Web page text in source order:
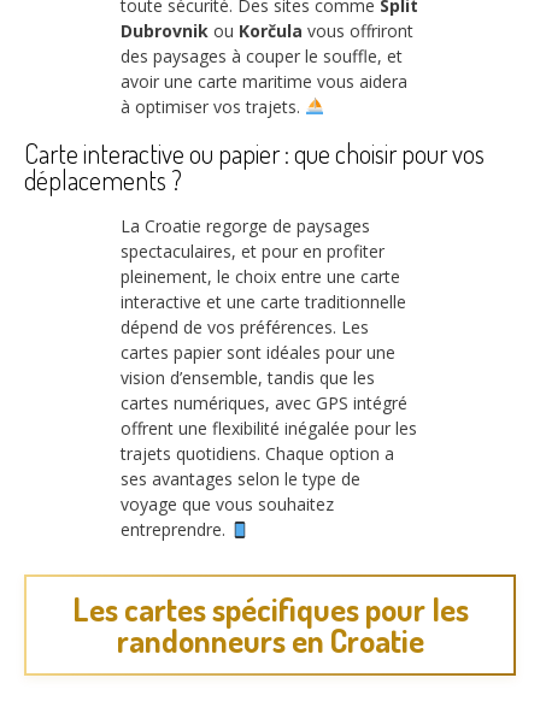
toute sécurité. Des sites comme Split
Dubrovnik ou Korčula vous offriront
des paysages à couper le souffle, et
avoir une carte maritime vous aidera
à optimiser vos trajets.
Carte interactive ou papier : que choisir pour vos
déplacements ?
La Croatie regorge de paysages
spectaculaires, et pour en profiter
pleinement, le choix entre une carte
interactive et une carte traditionnelle
dépend de vos préférences. Les
cartes papier sont idéales pour une
vision d’ensemble, tandis que les
cartes numériques, avec GPS intégré
offrent une flexibilité inégalée pour les
trajets quotidiens. Chaque option a
ses avantages selon le type de
voyage que vous souhaitez
entreprendre.
Les cartes spécifiques pour les
randonneurs en Croatie